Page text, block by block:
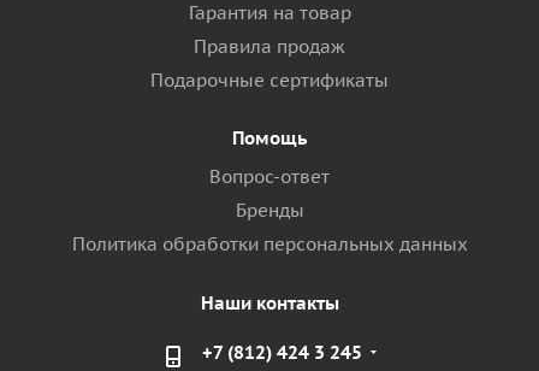
Гарантия на товар
Правила продаж
Подарочные сертификаты
Помощь
Вопрос-ответ
Бренды
Политика обработки персональных данных
Наши контакты
+7 (812) 424 3 245